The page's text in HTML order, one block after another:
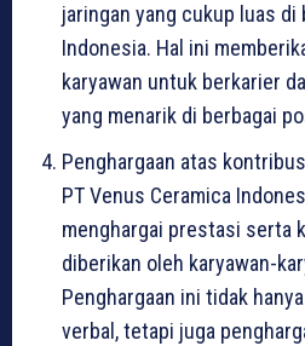
jaringan yang cukup luas di
Indonesia. Hal ini
karyawan untuk berkarier
yang menarik di berbagai
Penghargaan atas
PT Venus Ceramica
menghargai prestasi serta
diberikan oleh karyawan-
Penghargaan ini tidak
verbal, tetapi juga